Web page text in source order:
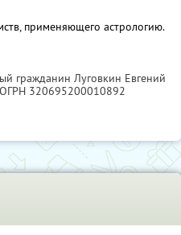
применяющего астрологию.
гражданин Луговкин Евгений
320695200010892